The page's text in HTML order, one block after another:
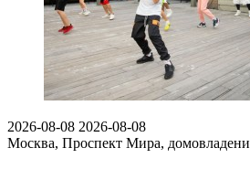
2026-08-08 2026-08-08
Москва, Проспект Мира,